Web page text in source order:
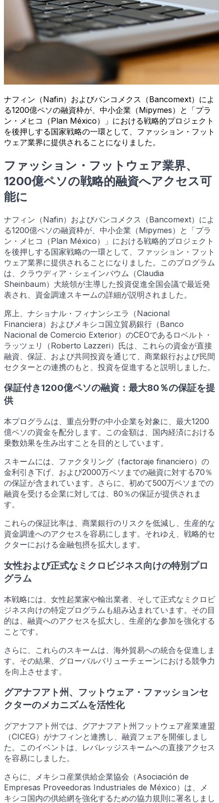
ナフィン（Nafin）およびバンコメクス（Bancomext）によ
る1200億ペソの融資枠が、中小企業（Mipymes）と「プラ
ン・メヒコ（Plan México）」における戦略的プロジェクト
を後押しする国家戦略の一環として、ファッション・フット
ウェア業界に提供されることになりました。
ファッション・フットウェア業界、
1200億ペソの戦略的融資へアクセス可
能に
ナフィン（Nafin）およびバンコメクス（Bancomext）によ
る1200億ペソの融資枠が、中小企業（Mipymes）と「プラ
ン・メヒコ（Plan México）」における戦略的プロジェクト
を後押しする国家戦略の一環として、ファッション・フット
ウェア業界に提供されることになりました。このプログラム
は、クラウディア・シェインバウム（Claudia
Sheinbaum）大統領が主導した投資促進全国会議で最近発
表され、資金調達スキームの詳細が説明されました。
席上、ナショナル・フィナンシエラ（Nacional
Financiera）およびメキシコ国立貿易銀行（Banco
Nacional de Comercio Exterior）のCEOであるロベルト・
ラッツェリ（Roberto Lazzeri）氏は、これらの資金が直接
融資、保証、および共同投資を通じて、商業銀行および民間
セクターとの連携のもと、投資を促進すると説明しました。
保証付き1200億ペソの融資：最大80％の保証を提
供
本プログラムは、重点分野の中小企業を対象に、最大1200
億ペソの資金を配分します。この金額は、国内経済における
乗数効果を生み出すことを目的としています。
スキームには、ファクタリング（factoraje financiero）の
金利引き下げ、および2000万ペソまでの融資に対する70％
の保証が含まれています。さらに、初めて500万ペソまでの
融資を受ける企業に対しては、80％の保証が提供されま
す。
これらの保証比率は、商業銀行のリスクを低減し、生産的な
資金調達へのアクセスを容易にします。それゆえ、戦略的セ
クターにおける金融包摂を拡大します。
女性および正式なミクロビジネス向けの特別プロ
グラム
本戦略には、女性起業家や輸出業者、そして正式なミクロビ
ジネス向けの特定プログラムも組み込まれています。その目
的は、融資へのアクセスを拡大し、生産的な参加を強化する
ことです。
さらに、これらのスキームは、海外貿易への統合を促進しま
す。その結果、グローバルバリューチェーンにおける競争力
を向上させます。
グアナフアト州、フットウェア・ファッションセ
クターのメカニズムを活性化
グアナフアト州では、グアナフアト州フットウェア産業連盟
（CICEG）がナフィンと連携し、融資フェアを開催しまし
た。このイベントは、レバレッジスキームへの直接アクセス
を容易にしました。
さらに、メキシコ産業供給企業協会（Asociación de
Empresas Proveedoras Industriales de México）は、メ
キシコ国内の供給網を強化するための協力規則に署名しまし